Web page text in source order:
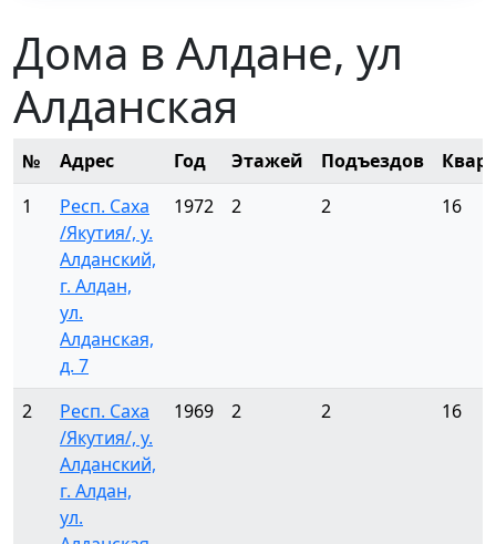
Дома в Алдане, ул
Алданская
№ Адрес Год Этажей Подъездов
1
Респ. Саха
/Якутия/, у.
Алданский,
г. Алдан,
ул.
Алданская,
д. 7
1972 2 2 16
2
Респ. Саха
/Якутия/, у.
Алданский,
г. Алдан,
ул.
1969 2 2 16